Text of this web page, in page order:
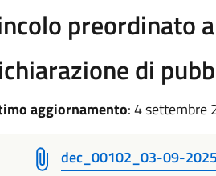
preordinato
di
aggiornamento: 4 settembre
dec_00102_03-09-2025